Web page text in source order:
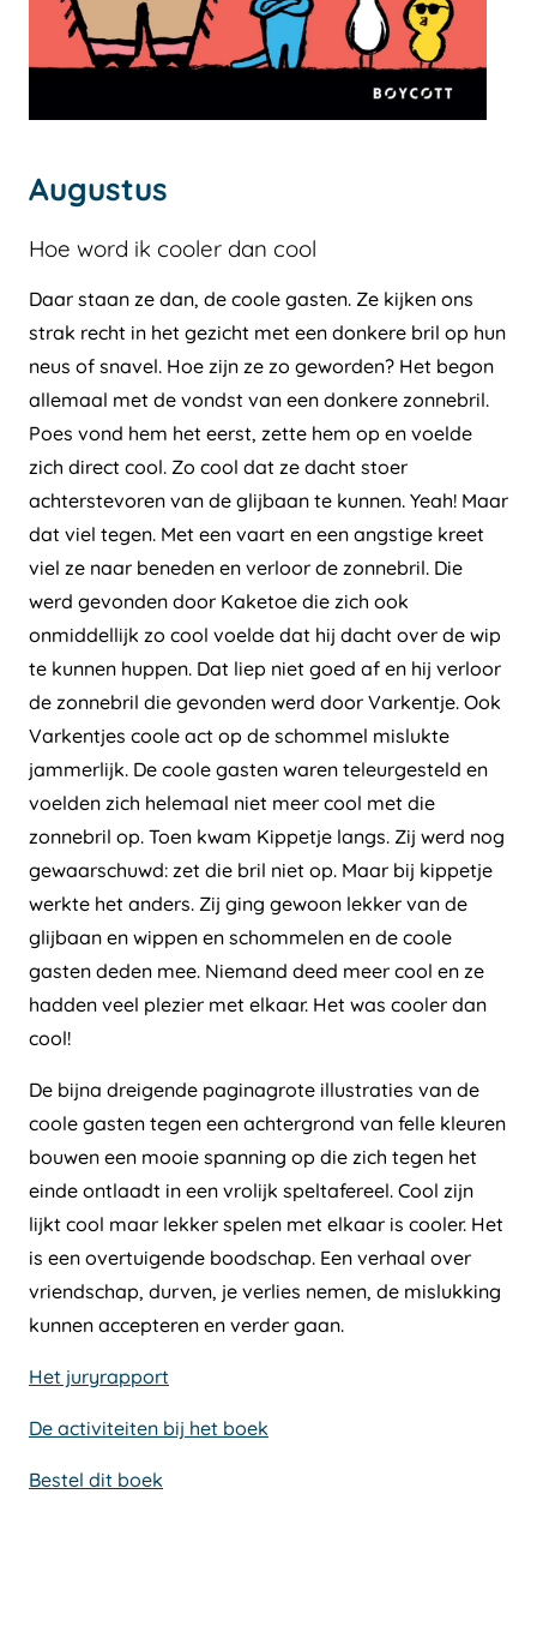
Augustus
Hoe word ik cooler dan cool
Daar staan ze dan, de coole gasten. Ze kijken ons
strak recht in het gezicht met een donkere bril op hun
neus of snavel. Hoe zijn ze zo geworden? Het begon
allemaal met de vondst van een donkere zonnebril.
Poes vond hem het eerst, zette hem op en voelde
zich direct cool. Zo cool dat ze dacht stoer
achterstevoren van de glijbaan te kunnen. Yeah! Maar
dat viel tegen. Met een vaart en een angstige kreet
viel ze naar beneden en verloor de zonnebril. Die
werd gevonden door Kaketoe die zich ook
onmiddellijk zo cool voelde dat hij dacht over de wip
te kunnen huppen. Dat liep niet goed af en hij verloor
de zonnebril die gevonden werd door Varkentje. Ook
Varkentjes coole act op de schommel mislukte
jammerlijk. De coole gasten waren teleurgesteld en
voelden zich helemaal niet meer cool met die
zonnebril op. Toen kwam Kippetje langs. Zij werd nog
gewaarschuwd: zet die bril niet op. Maar bij kippetje
werkte het anders. Zij ging gewoon lekker van de
glijbaan en wippen en schommelen en de coole
gasten deden mee. Niemand deed meer cool en ze
hadden veel plezier met elkaar. Het was cooler dan
cool!
De bijna dreigende paginagrote illustraties van de
coole gasten tegen een achtergrond van felle kleuren
bouwen een mooie spanning op die zich tegen het
einde ontlaadt in een vrolijk speltafereel. Cool zijn
lijkt cool maar lekker spelen met elkaar is cooler. Het
is een overtuigende boodschap. Een verhaal over
vriendschap, durven, je verlies nemen, de mislukking
kunnen accepteren en verder gaan.
Het juryrapport
De activiteiten bij het boek
Bestel dit boek